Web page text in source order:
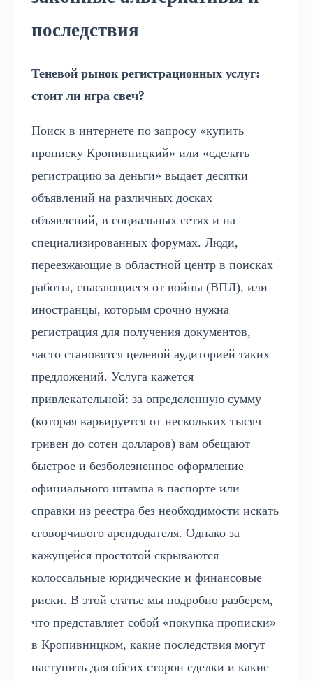
последствия
Теневой рынок регистрационных услуг:
стоит ли игра свеч?
Поиск в интернете по запросу «купить
прописку Кропивницкий» или «сделать
регистрацию за деньги» выдает десятки
объявлений на различных досках
объявлений, в социальных сетях и на
специализированных форумах. Люди,
переезжающие в областной центр в поисках
работы, спасающиеся от войны (ВПЛ), или
иностранцы, которым срочно нужна
регистрация для получения документов,
часто становятся целевой аудиторией таких
предложений. Услуга кажется
привлекательной: за определенную сумму
(которая варьируется от нескольких тысяч
гривен до сотен долларов) вам обещают
быстрое и безболезненное оформление
официального штампа в паспорте или
справки из реестра без необходимости искать
сговорчивого арендодателя. Однако за
кажущейся простотой скрываются
колоссальные юридические и финансовые
риски. В этой статье мы подробно разберем,
что представляет собой «покупка прописки»
в Кропивницком, какие последствия могут
наступить для обеих сторон сделки и какие